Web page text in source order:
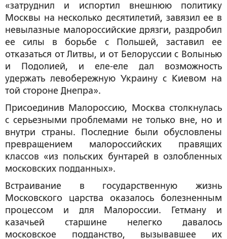
«затруднил и испортил внешнюю политику
Москвы на несколько десятилетий, завязил ее в
невылазные малороссийские дрязги, раздробил
ее силы в борьбе с Польшей, заставил ее
отказаться от Литвы, и от Белоруссии с Волынью
и Подолией, и еле-еле дал возможность
удержать левобережную Украину с Киевом на
той стороне Днепра».
Присоединив Малороссию, Москва столкнулась
с серьезными проблемами не только вне, но и
внутри страны. Последние были обусловлены
превращением малороссийских правящих
классов «из польских бунтарей в озлобленных
московских подданных».
Встраивание в государственную жизнь
Московского царства оказалось болезненным
процессом и для Малороссии. Гетману и
казачьей старшине нелегко давалось
московское подданство, вызывавшее их